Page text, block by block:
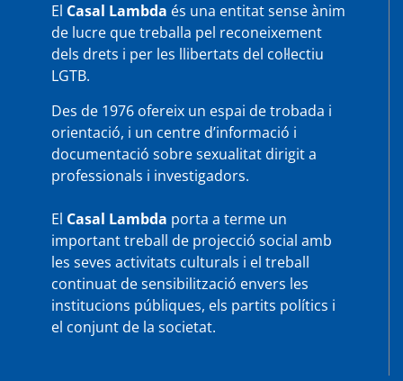
El Casal Lambda és una entitat sense ànim
de lucre que treballa pel reconeixement
dels drets i per les llibertats del col·lectiu
LGTB.
Des de 1976 ofereix un espai de trobada i
orientació, i un centre d’informació i
documentació sobre sexualitat dirigit a
professionals i investigadors.
El Casal Lambda porta a terme un
important treball de projecció social amb
les seves activitats culturals i el treball
continuat de sensibilització envers les
institucions públiques, els partits polítics i
el conjunt de la societat.